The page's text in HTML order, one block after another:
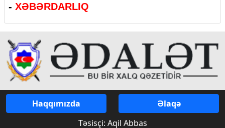
- XƏBƏRDARLIQ
Haqqımızda
Əlaqə
Təsisçi: Aqil Abbas